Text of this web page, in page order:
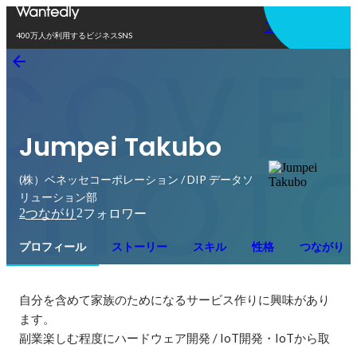
400万人が利用するビジネスSNS
アプリを使う
Jumpei Takubo
(株）ベネッセコーポレーション / DIP データソ
リューション部
2つながり 2フォロワー
プロフィール ストーリー スキル 性格 つながり
自分を含めて家族のためになるサービス作りに興味があり
ます。
副業楽しむ程度にハードウェア開発 / IoT開発・IoTから取